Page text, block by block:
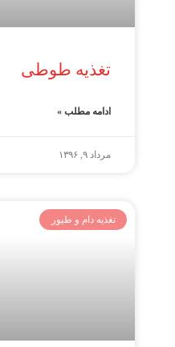
تغذیه طوطی
ادامه مطلب »
مرداد ۹, ۱۳۹۶
تغذیه دام و طیور